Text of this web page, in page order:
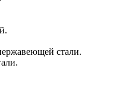
стали.